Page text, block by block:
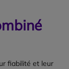
fiabilité et leur